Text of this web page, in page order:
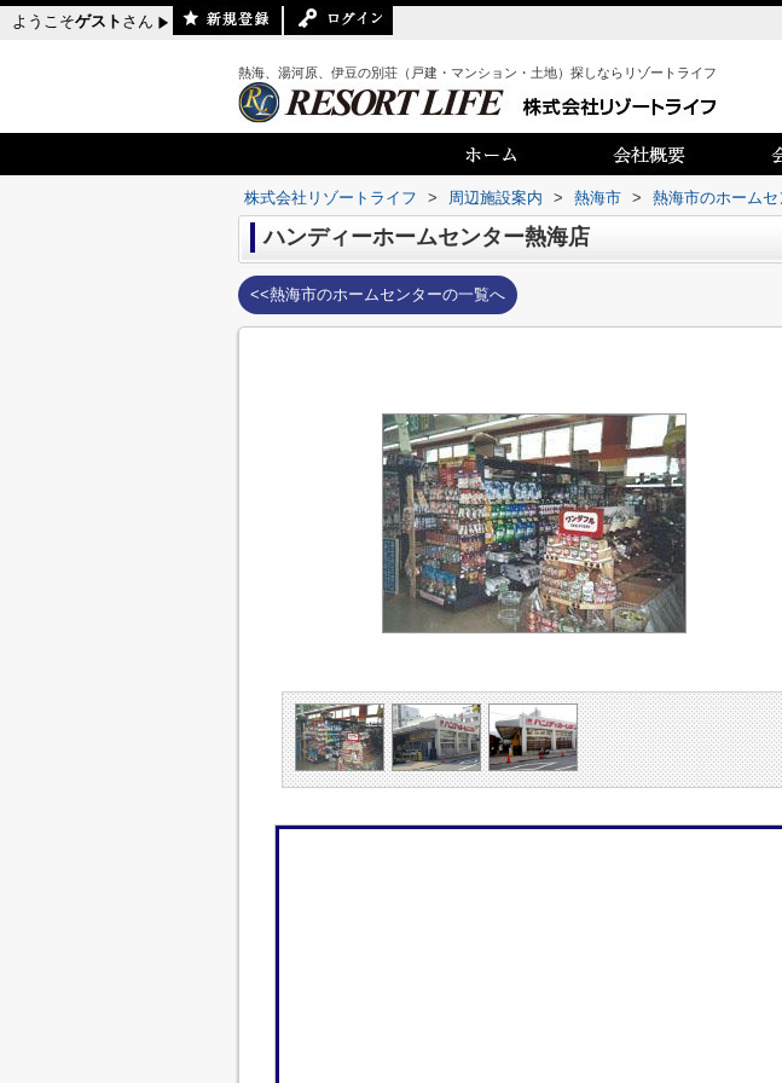
ようこそゲスト さん
熱海、湯河原、伊豆の別荘（戸建・マンション・土地）探しならリゾートライフ
株式会社リゾートライフ > 周辺施設案内 > 熱海市 > 熱海市のホームセ
ハンディーホームセンター熱海店
<<熱海市のホームセンターの一覧へ